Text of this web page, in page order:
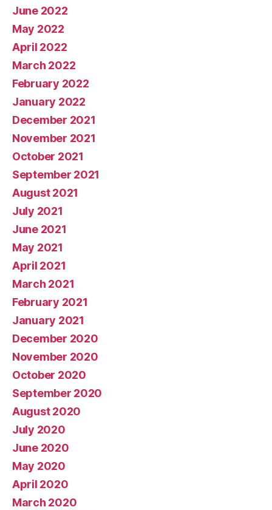
June 2022
May 2022
April 2022
March 2022
February 2022
January 2022
December 2021
November 2021
October 2021
September 2021
August 2021
July 2021
June 2021
May 2021
April 2021
March 2021
February 2021
January 2021
December 2020
November 2020
October 2020
September 2020
August 2020
July 2020
June 2020
May 2020
April 2020
March 2020